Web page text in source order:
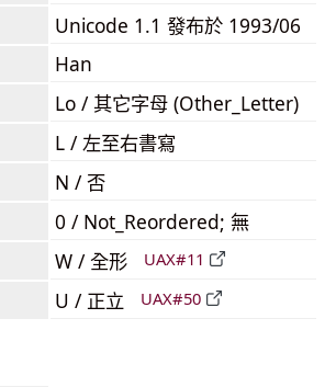
Unicode 1.1 發布於 1993/06
Han
Lo / 其它字母 (Other_Letter)
L / 左至右書寫
N / 否
0 / Not_Reordered; 無
W / 全形 UAX#11
U / 正立 UAX#50